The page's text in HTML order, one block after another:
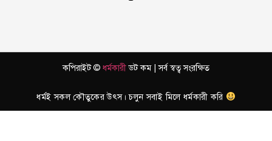
কপিরাইট © ধর্মকারীডট কম | সর্ব স্বত্ব সংরক্ষিত
ধর্মই সকল কৌতুকের উৎস। চলুন সবাই মিলে ধর্মকারী করি